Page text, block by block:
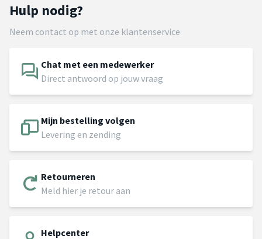
Hulp nodig?
Neem contact op met onze klantenservice
Chat met een medewerker
Direct antwoord op jouw vraag
Mijn bestelling volgen
Levering en zending
Retourneren
Meld hier je retour aan
Helpcenter